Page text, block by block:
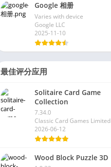
Google 相册
Varies with device
Google LLC
2025-11-10
最佳评分应用
Solitaire Card Game
Collection
7.34.0
Classic Card Games Limited
2026-06-12
Wood Block Puzzle 3D